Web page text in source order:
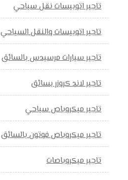
تاجير اتوبيسات نقل سياحي
تاجير اتوبيسات والنقل السياحي
تاجير سيارات مرسيدس بالسائق
تاجير لاند كروزر بسائق
تاجير ميكروباص سياحي
تاجير ميكروباص فوتون بالسائق
تاجير ميكروباصات